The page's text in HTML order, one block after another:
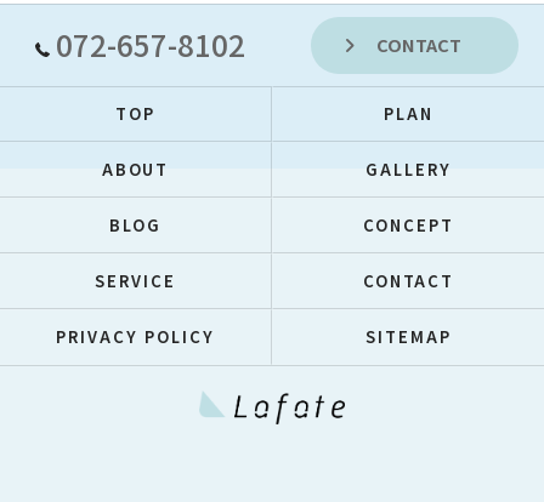
072-657-8102 CONTACT
TOP PLAN
ABOUT GALLERY
BLOG CONCEPT
SERVICE CONTACT
PRIVACY POLICY SITEMAP